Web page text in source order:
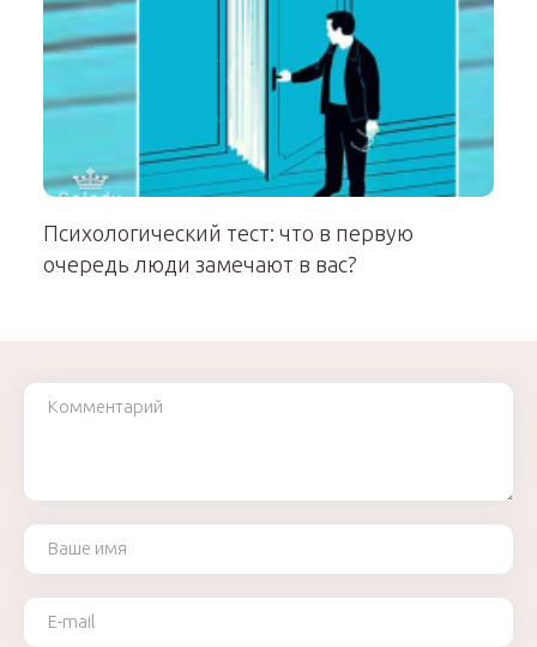
Психологический тест: что в первую
очередь люди замечают в вас?
Комментарий
Ваше имя
Ваш e-mail